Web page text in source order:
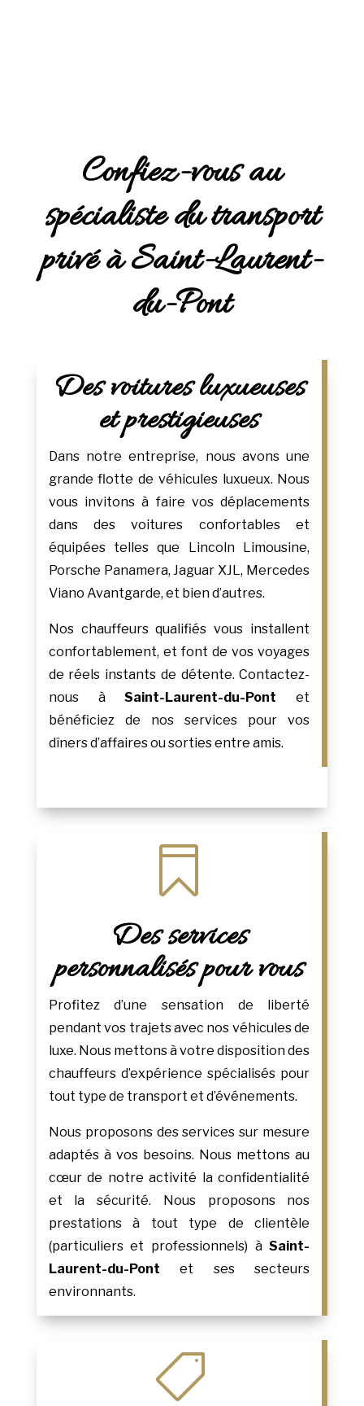
Confiez-vous au
spécialiste du transport
privé à Saint-Laurent-
du-Pont
Des voitures luxueuses
et prestigieuses
Dans notre entreprise, nous avons une
grande flotte de véhicules luxueux. Nous
vous invitons à faire vos déplacements
dans des voitures confortables et
équipées telles que Lincoln Limousine,
Porsche Panamera, Jaguar XJL, Mercedes
Viano Avantgarde, et bien d’autres.
Nos chauffeurs qualifiés vous installent
confortablement, et font de vos voyages
de réels instants de détente. Contactez-
nous àSaint-Laurent-du-Pont et
bénéficiez de nos services pour vos
dîners d’affaires ou sorties entre amis.

Des services
personnalisés pour vous
Profitez d’une sensation de liberté
pendant vos trajets avec nos véhicules de
luxe. Nous mettons à votre disposition des
chauffeurs d’expérience spécialisés pour
tout type de transport et d’événements.
Nous proposons des services sur mesure
adaptés à vos besoins. Nous mettons au
cœur de notre activité la confidentialité
et la sécurité. Nous proposons nos
prestations à tout type de clientèle
(particuliers et professionnels) àSaint-
Laurent-du-Pont et ses secteurs
environnants.
